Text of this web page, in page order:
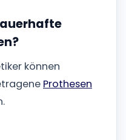
können
Prothesen